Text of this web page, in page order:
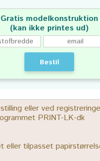
Gratis modelkonstruktion
(kan ikke printes ud)
Bestil
eller ved
PRINT-LK-dk
eller tilpasset